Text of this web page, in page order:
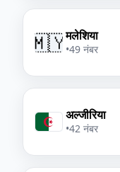
🇲🇾मलेशिया
•49 नंबर
अल्जीरिया
•42 नंबर